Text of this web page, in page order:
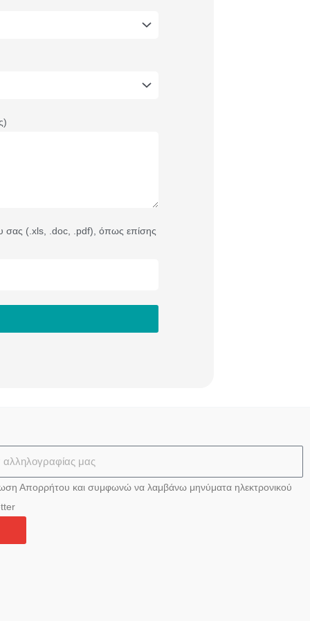
σας (.xls, .doc, .pdf), όπως επίσης
Απορρήτου και συμφωνώ να λαμβάνω μηνύματα ηλεκτρονικού